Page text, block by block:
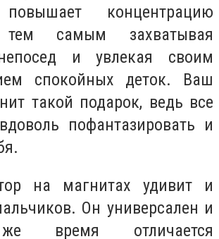
концентрацию
тем самым захватывая
и увлекая своим
спокойных деток. Ваш
такой подарок, ведь все
пофантазировать и
на магнитах удивит и
Он универсален и
отличается